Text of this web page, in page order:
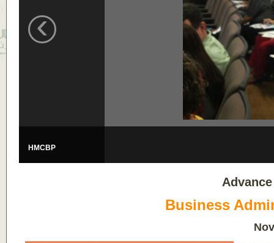
HMCBP
‹
Business